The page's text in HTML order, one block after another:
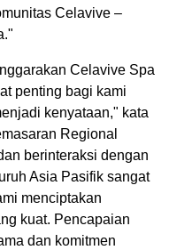
Celavive –
Celavive Spa
penting bagi kami
kenyataan," kata
Regional
berinteraksi dengan
Asia Pasifik sangat
menciptakan
kuat. Pencapaian
dan komitmen